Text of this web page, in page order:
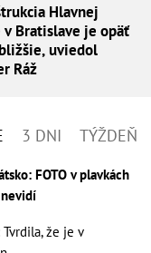
Hlavnej
v Bratislave je opäť
uviedol
Ráž
3 DNI TÝŽDEŇ
FOTO v plavkách
nevidí
že je v